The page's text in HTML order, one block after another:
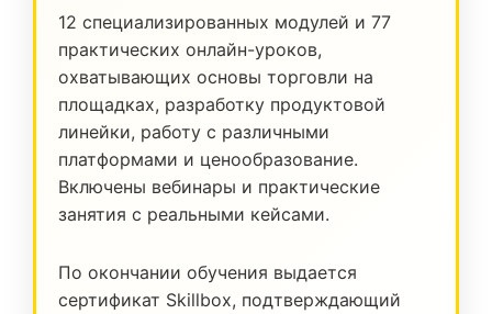
12 специализированных модулей и 77
практических онлайн-уроков,
охватывающих основы торговли на
площадках, разработку продуктовой
линейки, работу с различными
платформами и ценообразование.
Включены вебинары и практические
занятия с реальными кейсами.
По окончании обучения выдается
сертификат Skillbox, подтверждающий